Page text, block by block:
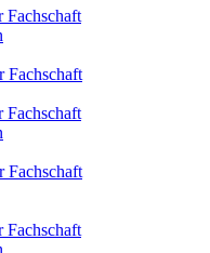
Fachschaft
Fachschaft
Fachschaft
Fachschaft
Fachschaft